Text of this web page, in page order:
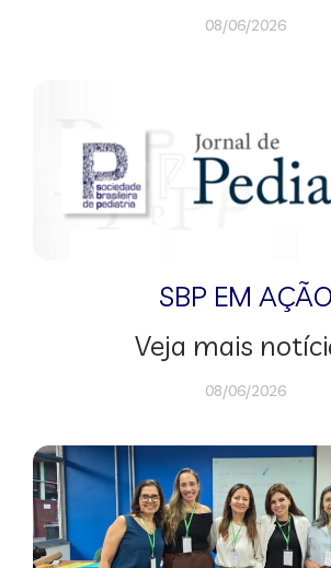
08/06/2026
SBP EM AÇÃO
Veja mais
08/06/2026